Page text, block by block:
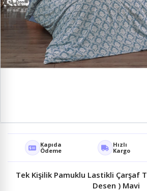
Kapıda
Ödeme
Hızlı
Kargo
Tek Kişilik Pamuklu Lastikli Çarşaf
Desen ) Mavi